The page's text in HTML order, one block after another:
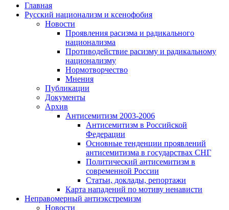
Главная
Русский национализм и ксенофобия
Новости
Проявления расизма и радикального
национализма
Противодействие расизму и радикальному
национализму
Нормотворчество
Мнения
Публикации
Документы
Архив
Антисемитизм 2003-2006
Антисемитизм в Российской
Федерации
Основные тенденции проявлений
антисемитизма в государствах СНГ
Политический антисемитизм в
современной России
Статьи, доклады, репортажи
Карта нападений по мотиву ненависти
Неправомерный антиэкстремизм
Новости